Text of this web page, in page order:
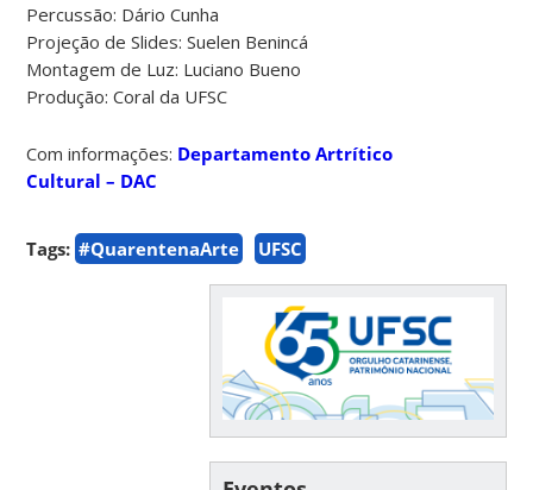
Percussão: Dário Cunha
Projeção de Slides: Suelen Benincá
Montagem de Luz: Luciano Bueno
Produção: Coral da UFSC
Com informações: Departamento Artrítico
Cultural – DAC
Tags: #QuarentenaArte UFSC